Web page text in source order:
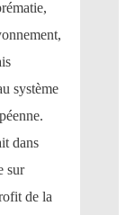
système
dans
sur
de la